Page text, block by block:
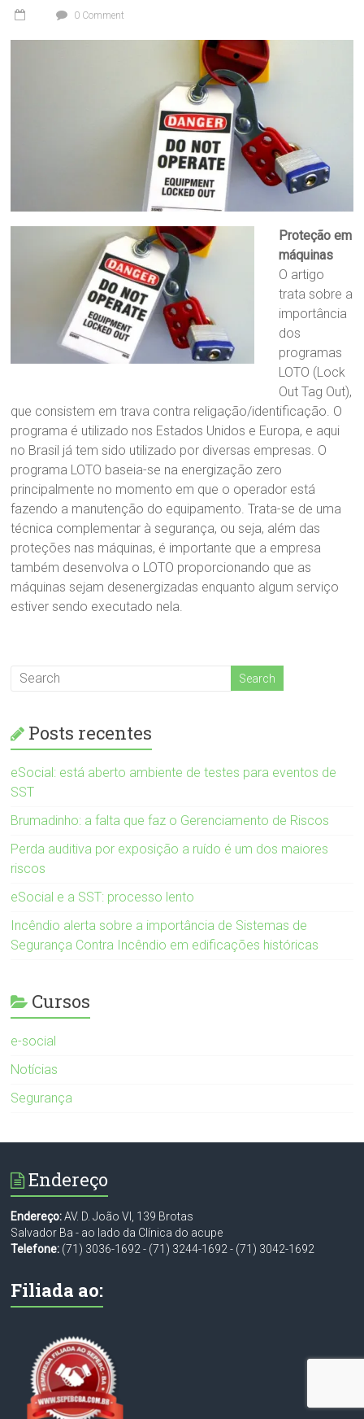
0 Comment
Proteção em
máquinas
O artigo
trata sobre a
importância
dos
programas
LOTO (Lock
Out Tag Out),
que consistem em trava contra religação/identificação. O
programa é utilizado nos Estados Unidos e Europa, e aqui
no Brasil já tem sido utilizado por diversas empresas. O
programa LOTO baseia-se na energização zero
principalmente no momento em que o operador está
fazendo a manutenção do equipamento. Trata-se de uma
técnica complementar à segurança, ou seja, além das
proteções nas máquinas, é importante que a empresa
também desenvolva o LOTO proporcionando que as
máquinas sejam desenergizadas enquanto algum serviço
estiver sendo executado nela.
Posts recentes
eSocial: está aberto ambiente de testes para eventos de
SST
Brumadinho: a falta que faz o Gerenciamento de Riscos
Perda auditiva por exposição a ruído é um dos maiores
riscos
eSocial e a SST: processo lento
Incêndio alerta sobre a importância de Sistemas de
Segurança Contra Incêndio em edificações históricas
Cursos
e-social
Notícias
Segurança
Endereço
Endereço:AV. D. João VI, 139 Brotas
Salvador Ba - ao lado da Clínica do acupe
Telefone: (71) 3036-1692- (71) 3244-1692- (71) 3042-1692
Filiada ao: